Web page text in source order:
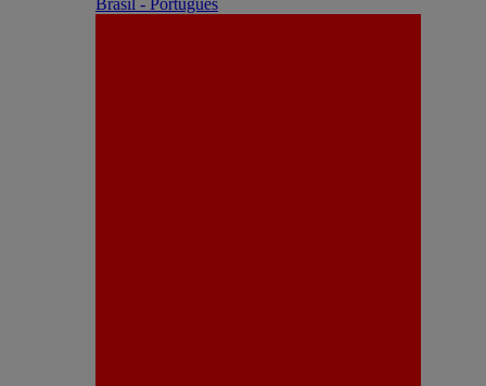
Brasil - Português